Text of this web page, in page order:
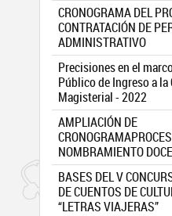
CRONOGRAMA DEL
CONTRATACIÓN DE
ADMINISTRATIVO
Precisiones en el
Público de Ingreso a la
Magisterial - 2022
AMPLIACIÓN DE
NOMBRAMIENTO
BASES DEL V
DE CUENTOS DE
“LETRAS VIAJERAS”